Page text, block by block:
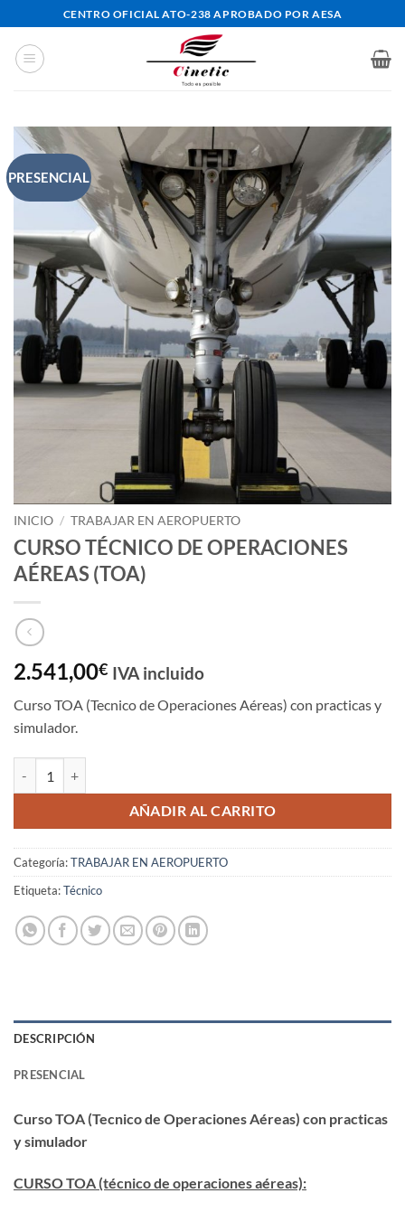
al
contenido
CENTRO OFICIAL ATO-238 APROBADO POR AESA
PRESENCIAL
INICIO / TRABAJAR EN AEROPUERTO
CURSO TÉCNICO DE OPERACIONES
AÉREAS (TOA)
2.541,00€ IVA incluido
Curso TOA (Tecnico de Operaciones Aéreas) con practicas y
simulador.
AÑADIR AL CARRITO
Categoría:TRABAJAR EN AEROPUERTO
Etiqueta:Técnico
DESCRIPCIÓN
PRESENCIAL
Curso TOA (Tecnico de Operaciones Aéreas) con practicas
y simulador
CURSO TOA (técnico de operaciones aéreas):